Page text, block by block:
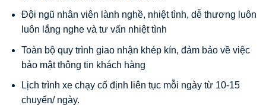
Đội ngũ nhân viên lành nghề, nhiệt tình, dễ thương luôn
luôn lắng nghe và tư vấn nhiệt tình
Toàn bộ quy trình giao nhận khép kín, đảm bảo về việc
bảo mật thông tin khách hàng
Lịch trình xe chạy cố định liên tục mỗi ngày từ 10-15
chuyến/ ngày.